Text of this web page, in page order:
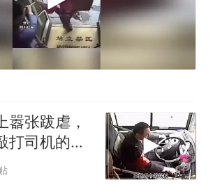
嚣张跋虐，
打司机的头